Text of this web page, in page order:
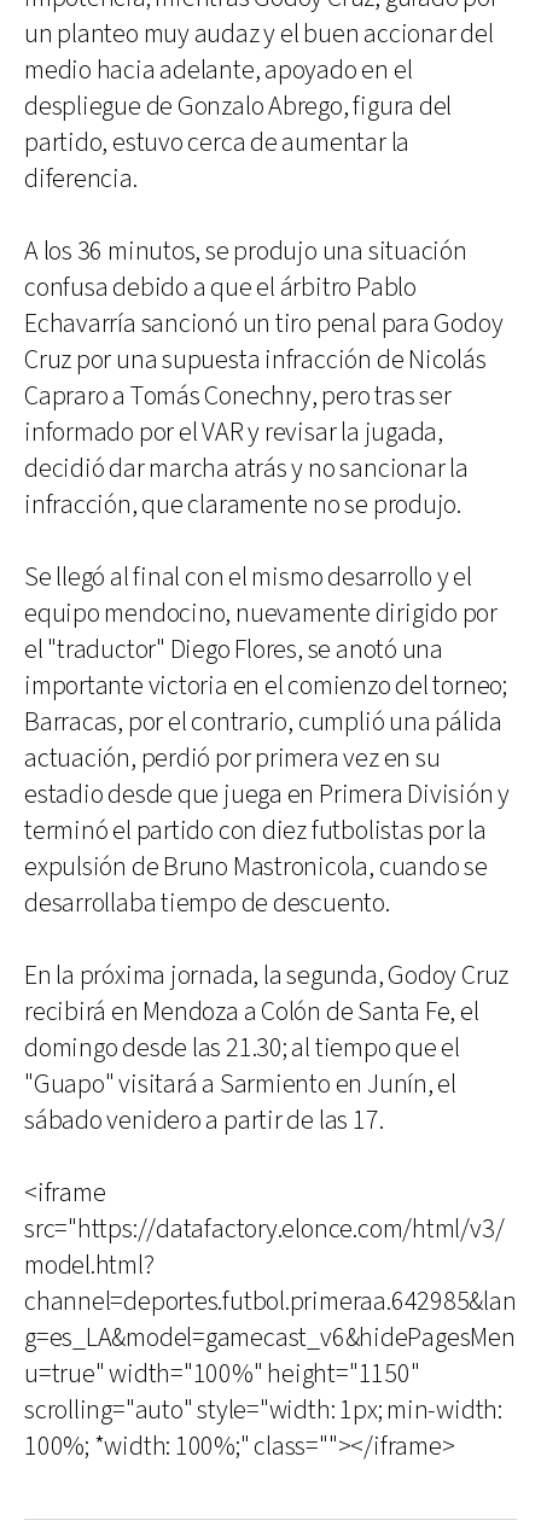
un planteo muy audaz y el buen accionar del
medio hacia adelante, apoyado en el
despliegue de Gonzalo Abrego, figura del
partido, estuvo cerca de aumentar la
diferencia.
A los 36 minutos, se produjo una situación
confusa debido a que el árbitro Pablo
Echavarría sancionó un tiro penal para Godoy
Cruz por una supuesta infracción de Nicolás
Capraro a Tomás Conechny, pero tras ser
informado por el VAR y revisar la jugada,
decidió dar marcha atrás y no sancionar la
infracción, que claramente no se produjo.
Se llegó al final con el mismo desarrollo y el
equipo mendocino, nuevamente dirigido por
el "traductor" Diego Flores, se anotó una
importante victoria en el comienzo del torneo;
Barracas, por el contrario, cumplió una pálida
actuación, perdió por primera vez en su
estadio desde que juega en Primera División y
terminó el partido con diez futbolistas por la
expulsión de Bruno Mastronicola, cuando se
desarrollaba tiempo de descuento.
En la próxima jornada, la segunda, Godoy Cruz
recibirá en Mendoza a Colón de Santa Fe, el
domingo desde las 21.30; al tiempo que el
"Guapo" visitará a Sarmiento en Junín, el
sábado venidero a partir de las 17.
<iframe
src="https://datafactory.elonce.com/html/v3/
model.html?
channel=deportes.futbol.primeraa.642985&lan
g=es_LA&model=gamecast_v6&hidePagesMen
u=true" width="100%" height="1150"
scrolling="auto" style="width: 1px; min-width:
100%; *width: 100%;" class=""></iframe>